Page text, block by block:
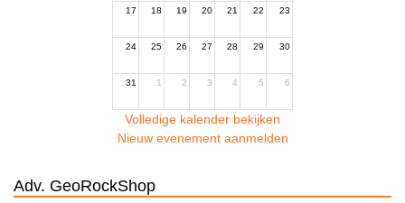
17 18 19 20 21 22 23
24 25 26 27 28 29 30
31 1 2 3 4 5 6
Volledige kalender bekijken
Nieuw evenement aanmelden
Adv. GeoRockShop